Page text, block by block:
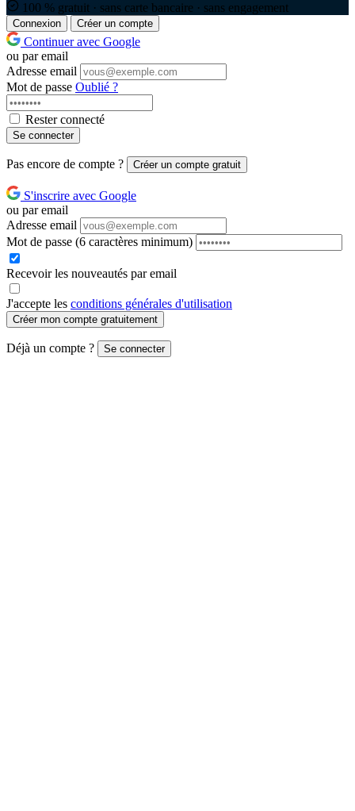
100 % gratuit · sans carte bancaire · sans engagement
Connexion Créer un compte
Continuer avec Google
ou par email
Adresse email
Mot de passe Oublié ?
Rester connecté
Se connecter
Pas encore de compte ? Créer un compte gratuit
S'inscrire avec Google
ou par email
Adresse email
Mot de passe (6 caractères minimum)
Recevoir les nouveautés par email
J'accepte les conditions générales d'utilisation
Créer mon compte gratuitement
Déjà un compte ? Se connecter